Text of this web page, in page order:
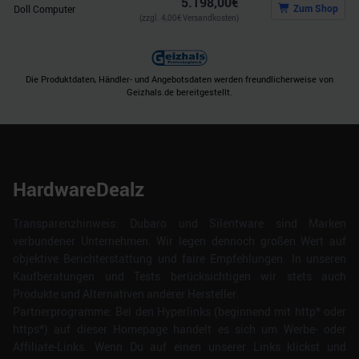
Doll Computer
(zzgl. 4,00€ Versandkosten)
Zum Shop
Die Produktdaten, Händler- und Angebotsdaten werden freundlicherweise von
Geizhals.de bereitgestellt.
HardwareDealz